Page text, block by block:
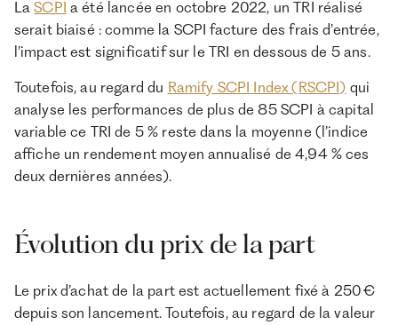
LaSCPI a été lancée en octobre 2022, un TRI réalisé
serait biaisé : comme la SCPI facture des frais d’entrée,
l’impact est significatif sur le TRI en dessous de 5 ans.
Toutefois, au regard du Ramify SCPI Index (RSCPI) qui
analyse les performances de plus de 85 SCPI à capital
variable ce TRI de 5 % reste dans la moyenne (l’indice
affiche un rendement moyen annualisé de 4,94 % ces
deux dernières années).
Évolution du prix de la part
Le prix d’achat de la part est actuellement fixé à 250 €
depuis son lancement. Toutefois, au regard de la valeur